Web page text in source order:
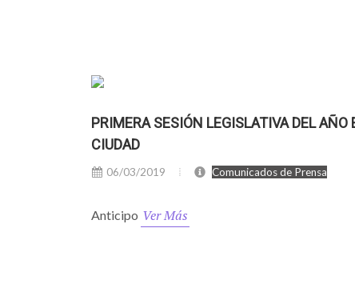
PRIMERA SESIÓN LEGISLATIVA DEL AÑO
CIUDAD
06/03/2019 Comunicados de Prensa
Anticipo Ver Más